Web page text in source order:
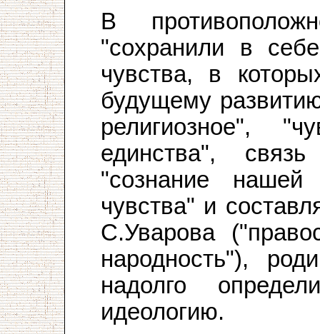
В
"сохранили в
чувства, в
будущему
религиозное",
единства",
"сознание
чувства" и
С.Уварова
народность"),
надолго
идеологию.